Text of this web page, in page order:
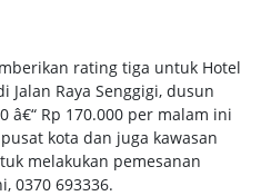
rating tiga untuk Hotel
Jalan Raya Senggigi, dusun
â€“ Rp 170.000 per malam ini
kota dan juga kawasan
melakukan pemesanan
0370 693336.